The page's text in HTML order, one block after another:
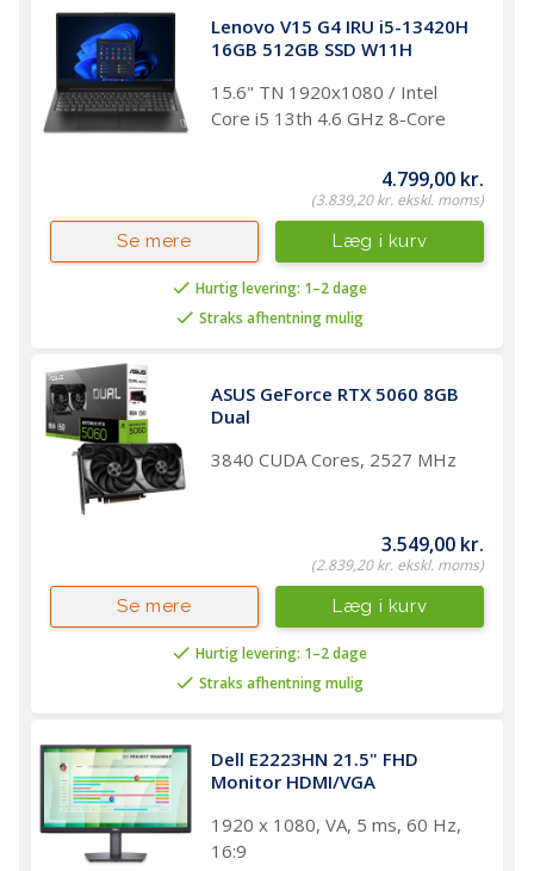
Lenovo V15 G4 IRU i5-13420H
16GB 512GB SSD W11H
15.6" TN 1920x1080 / Intel
Core i5 13th 4.6 GHz 8-Core
4.799,00 kr.
(3.839,20 kr. ekskl. moms)
Hurtig levering: 1–2 dage
Straks afhentning mulig
Læg i kurv
Se mere
ASUS GeForce RTX 5060 8GB
Dual
3840 CUDA Cores, 2527 MHz
3.549,00 kr.
(2.839,20 kr. ekskl. moms)
Hurtig levering: 1–2 dage
Straks afhentning mulig
Læg i kurv
Se mere
Dell E2223HN 21.5" FHD
Monitor HDMI/VGA
1920 x 1080, VA, 5 ms, 60 Hz,
16:9